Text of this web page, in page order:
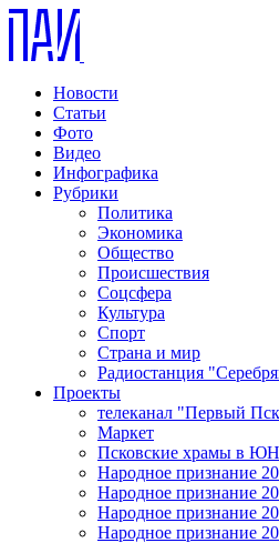
Новости
Статьи
Фото
Видео
Инфографика
Рубрики
Политика
Экономика
Общество
Происшествия
Соцсфера
Культура
Спорт
Страна и мир
Радиостанция
Проекты
телеканал "Первый
Маркет
Псковские храмы в
Народное признание
Народное признание
Народное признание
Народное признание